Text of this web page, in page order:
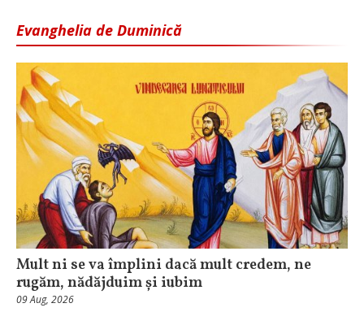
Evanghelia de Duminică
Mult ni se va împlini dacă mult credem, ne
rugăm, nădăjduim și iubim
09 Aug, 2026